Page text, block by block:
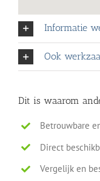
Informatie
Ook
Dit is waarom
Betrouwbare
Direct
Vergelijk en